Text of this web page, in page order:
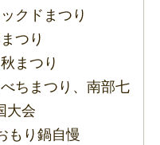
クドまつり
つり
まつり
ちまつり、南部七
大会
もり鍋自慢